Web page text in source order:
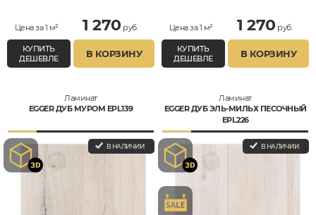
Цена за 1 м² 1 270 руб.
КУПИТЬ
ДЕШЕВЛЕ
В КОРЗИНУ
Цена за 1 м² 1 270 руб.
КУПИТЬ
ДЕШЕВЛЕ
В КОРЗИНУ
Ламинат
EGGER ДУБ МУРОМ EPL139
В НАЛИЧИИ
Ламинат
EGGER ДУБ ЭЛЬ-МИЛЬХ ПЕСОЧНЫЙ
EPL226
В НАЛИЧИИ